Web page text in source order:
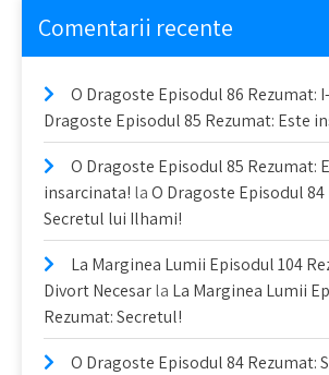
Comentarii recente
O Dragoste Episodul 86 Rezumat:
Dragoste Episodul 85 Rezumat: Este
O Dragoste Episodul 85 Rezumat:
insarcinata! laO Dragoste Episodul 84
Secretul lui Ilhami!
La Marginea Lumii Episodul 104
Divort Necesarla La Marginea Lumii
Rezumat: Secretul!
O Dragoste Episodul 84 Rezumat: